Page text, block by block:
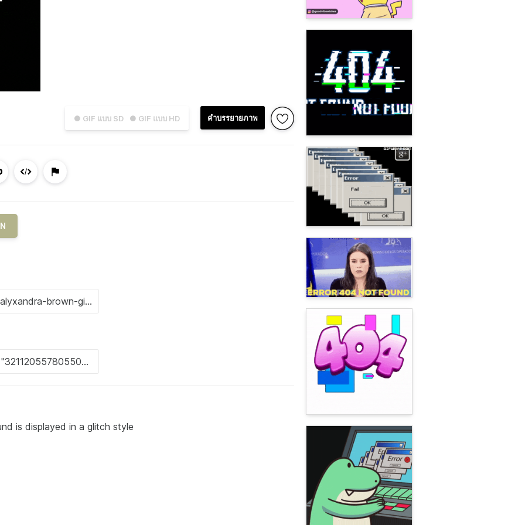
● GIF แบบ SD ● GIF แบบ HD คำบรรยายภาพ
is displayed in a glitch style